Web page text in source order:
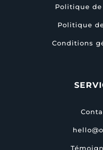
Politique
Politique
Conditions